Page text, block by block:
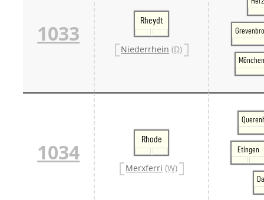
1033
Rheydt
Niederrhein (D)
1034
Rhode
Merxferri (W)
Etingen